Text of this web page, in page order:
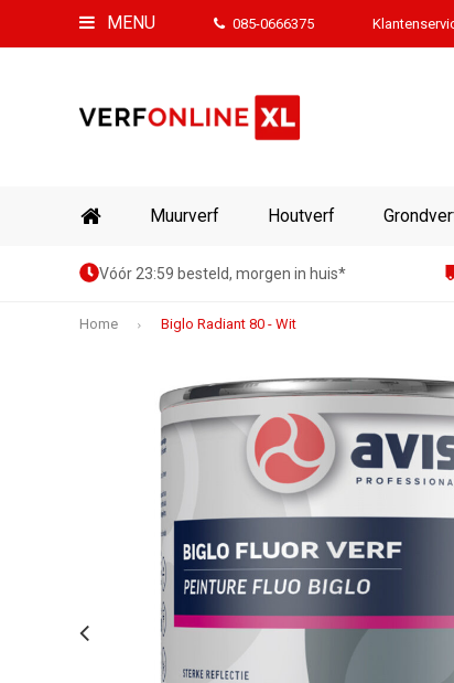
MENU 085-0666375
Muurverf Houtverf
Vóór 23:59 besteld, morgen in huis*
Home Biglo Radiant 80 - Wit